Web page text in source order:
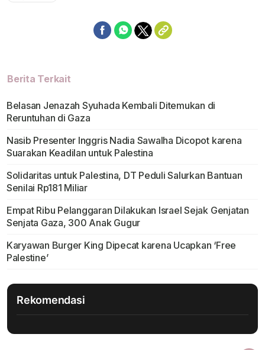
Berita Terkait
Belasan Jenazah Syuhada Kembali Ditemukan di
Reruntuhan di Gaza
Nasib Presenter Inggris Nadia Sawalha Dicopot karena
Suarakan Keadilan untuk Palestina
Solidaritas untuk Palestina, DT Peduli Salurkan Bantuan
Senilai Rp181 Miliar
Empat Ribu Pelanggaran Dilakukan Israel Sejak Genjatan
Senjata Gaza, 300 Anak Gugur
Karyawan Burger King Dipecat karena Ucapkan ‘Free
Palestine’
Rekomendasi